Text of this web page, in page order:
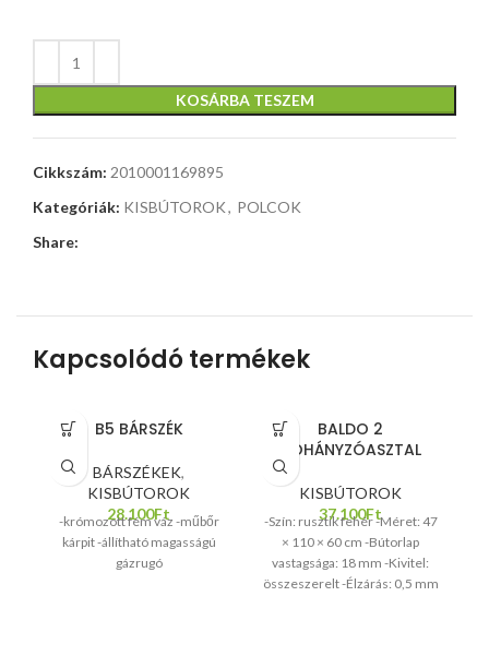
KOSÁRBA TESZEM
Cikkszám: 2010001169895
Kategóriák: KISBÚTOROK, POLCOK
Share:
Kapcsolódó termékek
B5 BÁRSZÉK
BÁRSZÉKEK,
KISBÚTOROK
28.100Ft
-krómozott fém váz -műbőr
kárpit -állítható magasságú
gázrugó
BALDO 2
DOHÁNYZÓASZTAL
KISBÚTOROK
37.100Ft
-Szín: rusztik fehér -Méret: 47
× 110 × 60 cm -Bútorlap
vastagsága: 18 mm -Kivitel:
összeszerelt -Élzárás: 0,5 mm